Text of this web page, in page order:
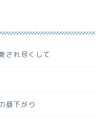
され尽くして
昼下がり